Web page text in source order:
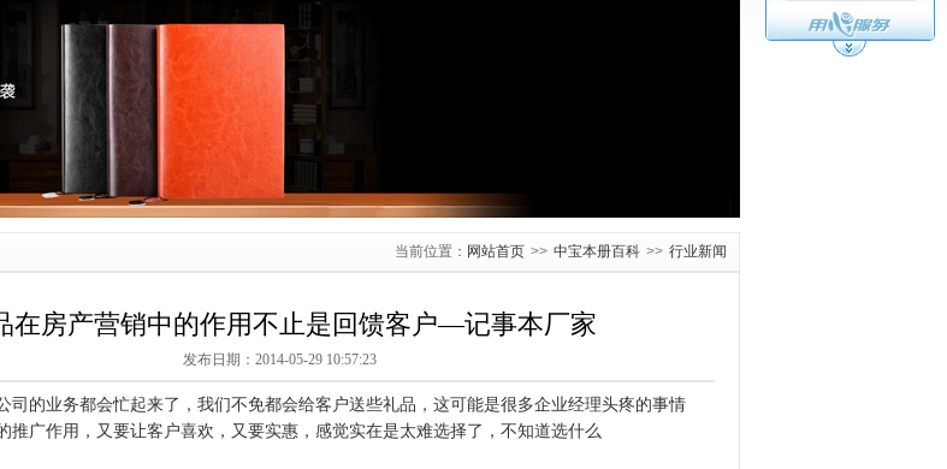
当前位置： 网站首页 >> 中宝本册百科 >> 行业新闻
在房产营销中的作用不止是回馈客户—记事本厂家
发布日期：2014-05-29 10:57:23
司的业务都会忙起来了，我们不免都会给客户送些礼品，这可能是很多企业经理头疼的事情
推广作用，又要让客户喜欢，又要实惠，感觉实在是太难选择了，不知道选什么